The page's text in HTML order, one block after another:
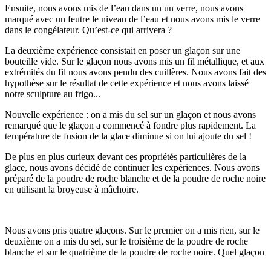
Ensuite, nous avons mis de l’eau dans un un verre, nous avons
marqué avec un feutre le niveau de l’eau et nous avons mis le verre
dans le congélateur. Qu’est-ce qui arrivera ?
La deuxième expérience consistait en poser un glaçon sur une
bouteille vide. Sur le glaçon nous avons mis un fil métallique, et aux
extrémités du fil nous avons pendu des cuillères. Nous avons fait des
hypothèse sur le résultat de cette expérience et nous avons laissé
notre sculpture au frigo...
Nouvelle expérience : on a mis du sel sur un glaçon et nous avons
remarqué que le glaçon a commencé à fondre plus rapidement. La
température de fusion de la glace diminue si on lui ajoute du sel !
De plus en plus curieux devant ces propriétés particulières de la
glace, nous avons décidé de continuer les expériences. Nous avons
préparé de la poudre de roche blanche et de la poudre de roche noire
en utilisant la broyeuse à mâchoire.
Nous avons pris quatre glaçons. Sur le premier on a mis rien, sur le
deuxième on a mis du sel, sur le troisième de la poudre de roche
blanche et sur le quatrième de la poudre de roche noire. Quel glaçon